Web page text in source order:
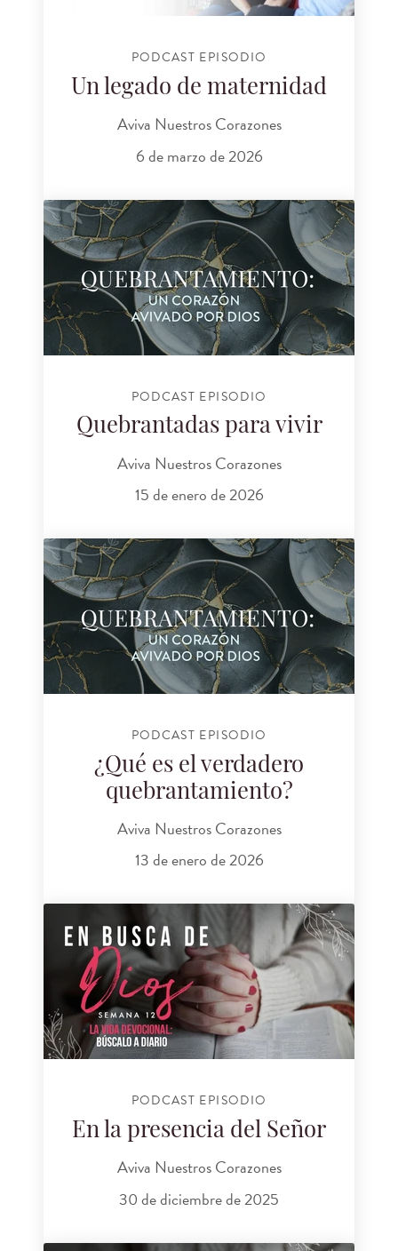
PODCAST EPISODIO
Un legado de maternidad
Aviva Nuestros Corazones
6 de marzo de 2026
PODCAST EPISODIO
Quebrantadas para vivir
Aviva Nuestros Corazones
15 de enero de 2026
PODCAST EPISODIO
¿Qué es el verdadero
quebrantamiento?
Aviva Nuestros Corazones
13 de enero de 2026
PODCAST EPISODIO
En la presencia del Señor
Aviva Nuestros Corazones
30 de diciembre de 2025